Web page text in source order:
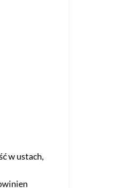
w ustach,